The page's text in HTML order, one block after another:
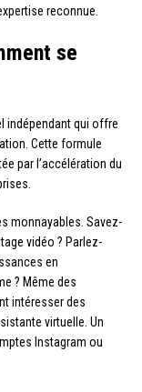
reconnue.
se
indépendant qui offre
Cette formule
par l’accélération du
monnayables. Savez-
vidéo ? Parlez-
en
? Même des
intéresser des
virtuelle. Un
Instagram ou